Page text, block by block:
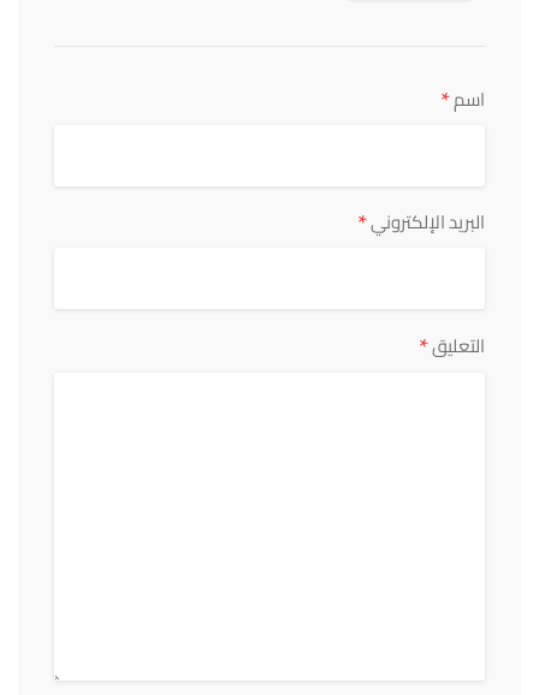
اسم*
البريد الإلكتروني*
التعليق*